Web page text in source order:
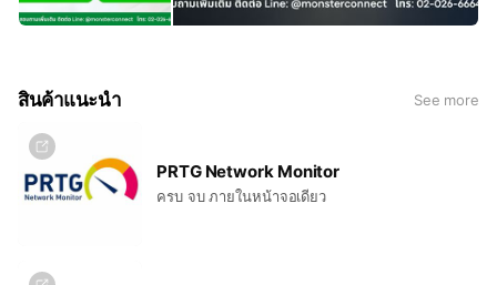
สินค้าแนะนำ See more
PRTG Network Monitor
ครบ จบ ภายในหน้าจอเดียว